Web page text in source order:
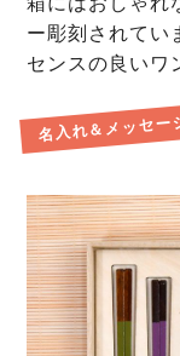
ー彫刻されてい
センスの良いワ
名入れ＆メッセ